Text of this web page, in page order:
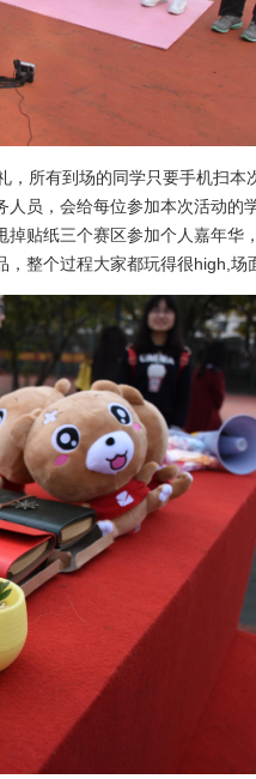
所有到场的同学只要手机扫本
员，会给每位参加本次活动的
贴纸三个赛区参加个人嘉年华
整个过程大家都玩得很high,场